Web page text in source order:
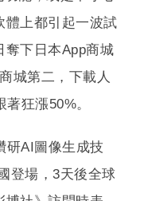
體上都引起一波試
奪下日本App商城
城第二，下載人
狂漲50%。
研AI圖像生成技
登場，3天後全球